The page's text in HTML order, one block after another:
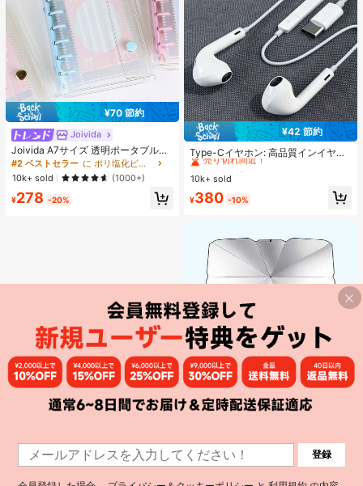
¥70 節約
Joivida
Joivida A7サイズ 透明ポータブルフ
ァイルフォルダー ダブルスナップ
式、写真の保管に最適、フォトアル
バムとしても使用可能、文房具、ノ
ート、ステッカーブック、オフィス
用品、学校用品、新学期に
#2 ベストセラー
に ポリ塩化ビニル バインダー
10k+ sold
(1000+)
¥278 -20%
¥42 節約
Type-Cイヤホン: 高品質インイヤー
ヘッドホン、3ボタンインラインコ
ントロール内蔵、音楽再生、通話応
ーズ、Plus、Pro、Pro Maxモデル対
#1 ベストセラー
に エレクトロニクス
売り切れ間近！
#1 ベストセラー
売り切れ間近！
#1 ベストセラー
売り切れ間近！
#1 ベストセラー
10k+ sold
¥380 -10%
¥73 節約
伸縮式車用サンシェード - チタンシ
#1 ベストセラー に 自動車
売り切れ間近！
1
登録